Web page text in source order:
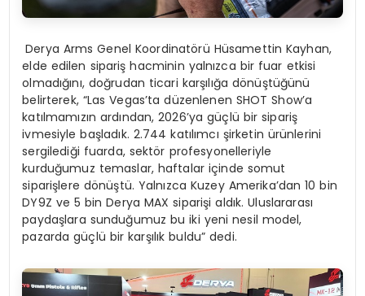
Derya Arms Genel Koordinatörü Hüsamettin Kayhan,
elde edilen sipariş hacminin yalnızca bir fuar etkisi
olmadığını, doğrudan ticari karşılığa dönüştüğünü
belirterek, “Las Vegas’ta düzenlenen SHOT Show’a
katılmamızın ardından, 2026’ya güçlü bir sipariş
ivmesiyle başladık. 2.744 katılımcı şirketin ürünlerini
sergilediği fuarda, sektör profesyonelleriyle
kurduğumuz temaslar, haftalar içinde somut
siparişlere dönüştü. Yalnızca Kuzey Amerika’dan 10 bin
DY9Z ve 5 bin Derya MAX siparişi aldık. Uluslararası
paydaşlara sunduğumuz bu iki yeni nesil model,
pazarda güçlü bir karşılık buldu” dedi.